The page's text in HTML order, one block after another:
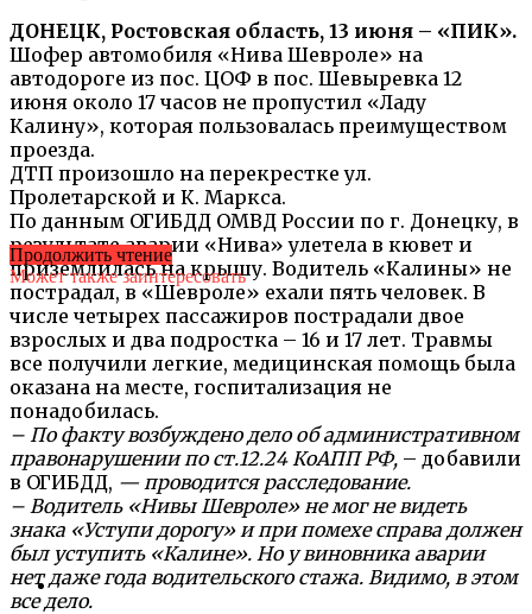
ДОНЕЦК, Ростовская область, 13 июня – «ПИК».
Шофер автомобиля «Нива Шевроле» на
автодороге из пос. ЦОФ в пос. Шевыревка 12
июня около 17 часов не пропустил «Ладу
Калину», которая пользовалась преимуществом
проезда.
ДТП произошло на перекрестке ул.
Пролетарской и К. Маркса.
По данным ОГИБДД ОМВД России по г. Донецку, в
результате аварии «Нива» улетела в кювет и
приземлилась на крышу. Водитель «Калины» не
пострадал, в «Шевроле» ехали пять человек. В
числе четырех пассажиров пострадали двое
взрослых и два подростка – 16 и 17 лет. Травмы
все получили легкие, медицинская помощь была
оказана на месте, госпитализация не
понадобилась.
– По факту возбуждено дело об административном
правонарушении по ст.12.24 КоАПП РФ, – добавили
в ОГИБДД, — проводится расследование.
– Водитель «Нивы Шевроле» не мог не видеть
знака «Уступи дорогу» и при помехе справа должен
был уступить «Калине». Но у виновника аварии
нет даже года водительского стажа. Видимо, в этом
все дело.
Продолжить чтение
Может также заинтересовать